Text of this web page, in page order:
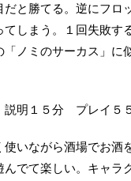
と勝てる。逆にフロ
しまう。１回失敗す
ノミのサーカス」に
明１５分 プレイ５
いながら酒場でお酒
でて楽しい。キャラ